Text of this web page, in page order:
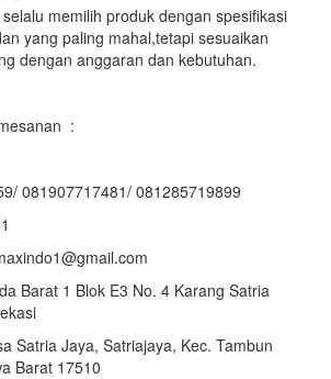
memilih produk dengan spesifikasi
yang paling mahal,tetapi sesuaikan
dengan anggaran dan kebutuhan.
:
081907717481/ 081285719899
Barat 1 Blok E3 No. 4 Karang Satria
Satria Jaya, Satriajaya, Kec. Tambun
Barat 17510